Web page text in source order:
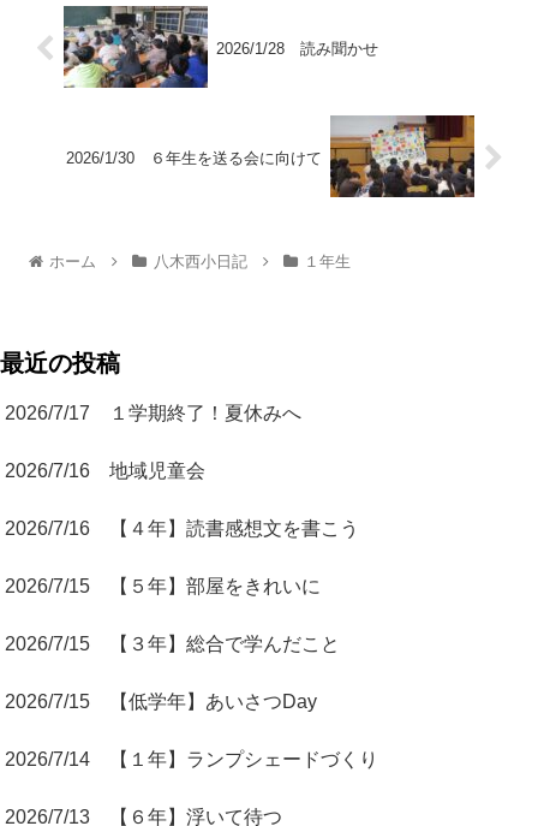
2026/1/28 読み聞かせ
2026/1/30 ６年生を送る会に向けて
ホーム 八木西小日記 １年生
最近の投稿
2026/7/17 １学期終了！夏休みへ
2026/7/16 地域児童会
2026/7/16 【４年】読書感想文を書こう
2026/7/15 【５年】部屋をきれいに
2026/7/15 【３年】総合で学んだこと
2026/7/15 【低学年】あいさつDay
2026/7/14 【１年】ランプシェードづくり
2026/7/13 【６年】浮いて待つ